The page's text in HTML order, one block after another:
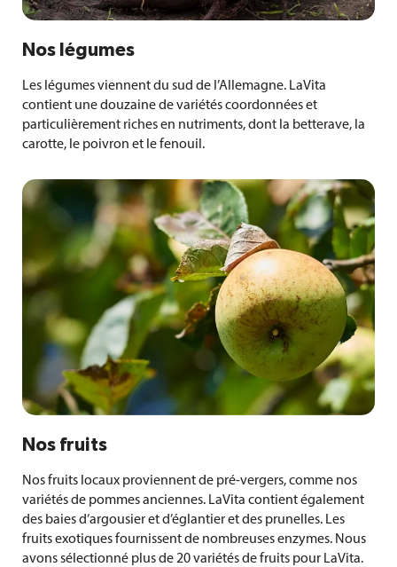
Nos légumes
Les légumes viennent du sud de l’Allemagne. LaVita
contient une douzaine de variétés coordonnées et
particulièrement riches en nutriments, dont la betterave, la
carotte, le poivron et le fenouil.
Nos fruits
Nos fruits locaux proviennent de pré-vergers, comme nos
variétés de pommes anciennes. LaVita contient également
des baies d’argousier et d’églantier et des prunelles. Les
fruits exotiques fournissent de nombreuses enzymes. Nous
avons sélectionné plus de 20 variétés de fruits pour LaVita.